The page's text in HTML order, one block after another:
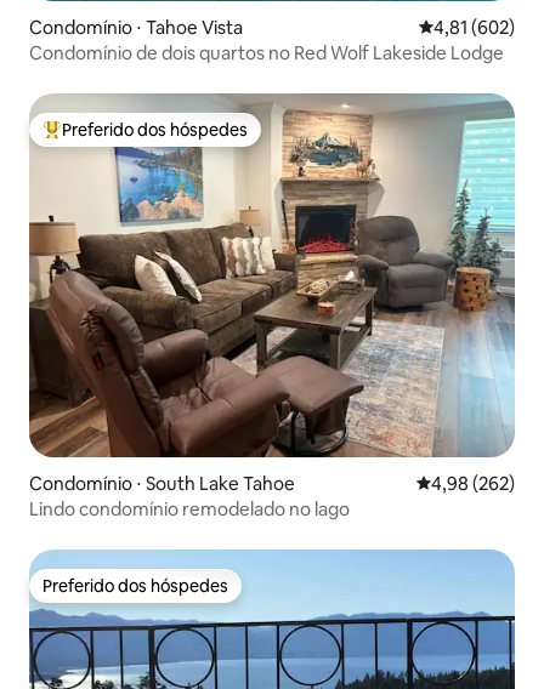
Condomínio ⋅ Tahoe Vista 4,81 de uma
4,81 (602)
Condomínio de dois quartos no Red Wolf Lakeside Lodge
Entre os melhores preferidos dos hóspedes
Preferido dos hóspedes
Condomínio ⋅ South Lake Tahoe 4,98 de uma
4,98 (262)
Lindo condomínio remodelado no lago
Preferido dos hóspedes
Preferido dos hóspedes